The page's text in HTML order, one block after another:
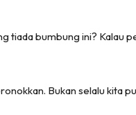
tiada bumbung ini? Kalau
Bukan selalu kita